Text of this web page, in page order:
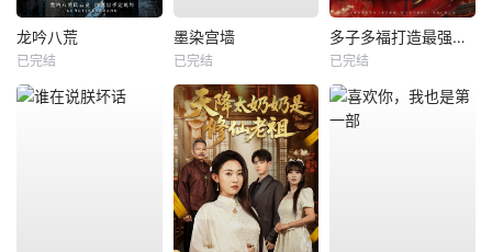
龙吟八荒
已完结
墨染宫墙
已完结
多子多福打造最强修仙家族
已完结